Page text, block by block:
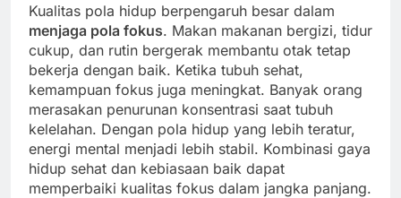
Kualitas pola hidup berpengaruh besar dalam
menjaga pola fokus. Makan makanan bergizi, tidur
cukup, dan rutin bergerak membantu otak tetap
bekerja dengan baik. Ketika tubuh sehat,
kemampuan fokus juga meningkat. Banyak orang
merasakan penurunan konsentrasi saat tubuh
kelelahan. Dengan pola hidup yang lebih teratur,
energi mental menjadi lebih stabil. Kombinasi gaya
hidup sehat dan kebiasaan baik dapat
memperbaiki kualitas fokus dalam jangka panjang.